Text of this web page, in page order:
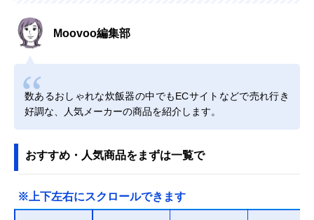
Moovoo編集部
数あるおしゃれな炊飯器の中でもECサイトなどで売れ行き
好調な、人気メーカーの商品を紹介します。
おすすめ・人気商品をまずは一覧で
※上下左右にスクロールできます